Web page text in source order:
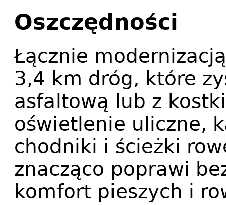
Oszczędności
Łącznie
3,4 km dróg, które
asfaltową lub z
oświetlenie uliczne,
chodniki i ścieżki
znacząco poprawi
komfort pieszych i